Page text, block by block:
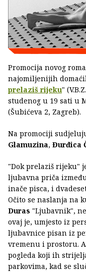
Promocija novog
najomiljenijih
prelaziš rijeku"
studenog u 19 sati u
(Šubićeva 2, Zagreb).
Na promociji
Glamuzina, Đurđica
"Dok prelaziš rijeku"
ljubavna priča
inače pisca, i
Očito se naslanja na
Duras "Ljubavnik",
ovaj je, umjesto iz
ljubavnice pisan iz
vremenu i prostoru.
pogleda koji ih
parkovima, kad se